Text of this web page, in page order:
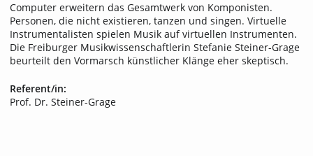
Computer erweitern das Gesamtwerk von Komponisten.
Personen, die nicht existieren, tanzen und singen. Virtuelle
Instrumentalisten spielen Musik auf virtuellen Instrumenten.
Die Freiburger Musikwissenschaftlerin Stefanie Steiner-Grage
beurteilt den Vormarsch künstlicher Klänge eher skeptisch.
Referent/in:
Prof. Dr. Steiner-Grage